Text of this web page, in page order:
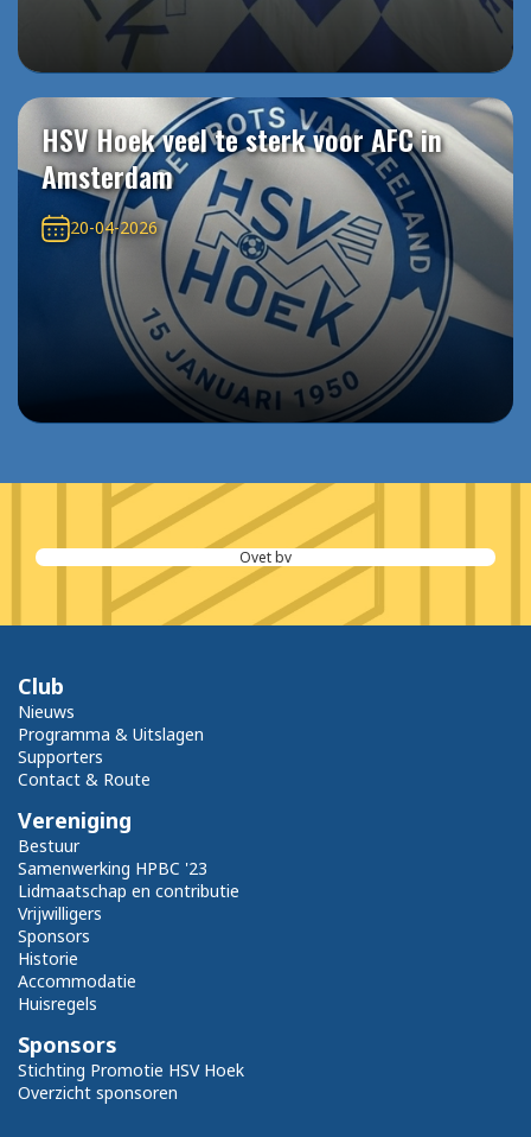
HSV Hoek veel te sterk voor AFC in
Amsterdam
20-04-2026
Ovet bv
Club
Nieuws
Programma & Uitslagen
Supporters
Contact & Route
Vereniging
Bestuur
Samenwerking HPBC '23
Lidmaatschap en contributie
Vrijwilligers
Sponsors
Historie
Accommodatie
Huisregels
Sponsors
Stichting Promotie HSV Hoek
Overzicht sponsoren